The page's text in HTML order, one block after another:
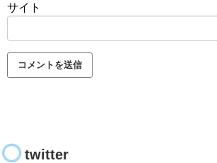
サイト
twitter